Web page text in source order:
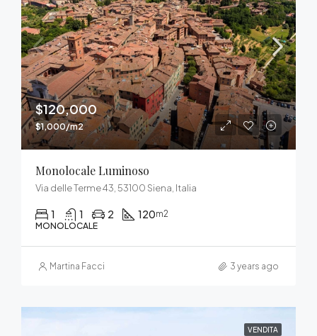
$120,000
$1,000/m2
Monolocale Luminoso
Via delle Terme 43, 53100 Siena, Italia
1 1 2 120m2
MONOLOCALE
Martina Facci 3 years ago
VENDITA